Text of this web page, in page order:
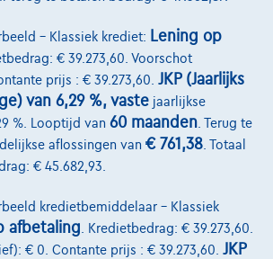
– Klassiek krediet: Lening op
€ 39.273,60. Voorschot
prijs : € 39.273,60. JKP (Jaarlijks
van 6,29 %, vaste jaarlijkse
%. Looptijd van 60 maanden . Terug te
aflossingen van € 761,38 . Totaal
€ 45.682,93.
kredietbemiddelaar – Klassiek
afbetaling . Kredietbedrag: € 39.273,60.
€ 0. Contante prijs : € 39.273,60. JKP